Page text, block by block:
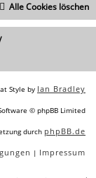
Alle Cookies löschen
Style by Ian Bradley
© phpBB Limited
durch phpBB.de
| Impressum